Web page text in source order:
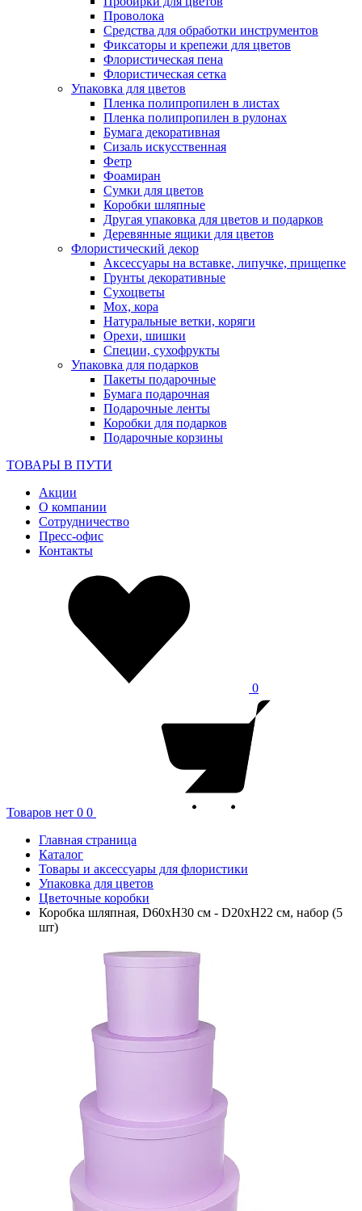
Проволока
Средства для обработки инструментов
Фиксаторы и крепежи для цветов
Флористическая пена
Флористическая сетка
Упаковка для цветов
Пленка полипропилен в листах
Пленка полипропилен в рулонах
Бумага декоративная
Сизаль искусственная
Фетр
Фоамиран
Сумки для цветов
Коробки шляпные
Другая упаковка для цветов и подарков
Деревянные ящики для цветов
Флористический декор
Аксессуары на вставке, липучке, прищепке
Грунты декоративные
Сухоцветы
Мох, кора
Натуральные ветки, коряги
Орехи, шишки
Специи, сухофрукты
Упаковка для подарков
Пакеты подарочные
Бумага подарочная
Подарочные ленты
Коробки для подарков
Подарочные корзины
ТОВАРЫ В ПУТИ
Акции
О компании
Сотрудничество
Пресс-офис
Контакты
0
Товаров нет 0 0
Главная страница
Каталог
Товары и аксессуары для флористики
Упаковка для цветов
Цветочные коробки
Коробка шляпная, D60xH30 см - D20xH22 см, набор (5
шт)